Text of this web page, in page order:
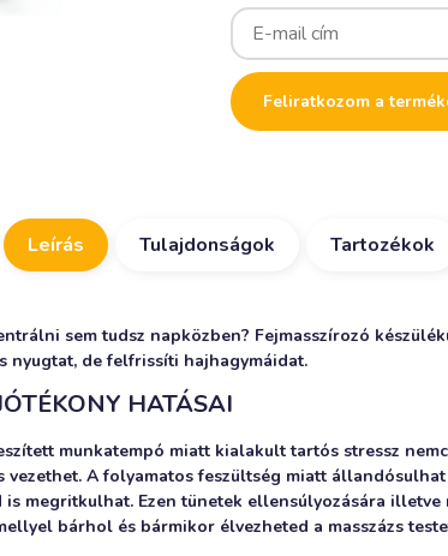
Enter
your
email
address
to
join
the
Feliratkozom a
Leírás Tulajdonságok Tartozékok
sem tudsz napközben? Fejmasszírozó
nyugtat, de felfrissíti hajhagymáidat.
HATÁSAI
munkatempó miatt kialakult tartós stressz
vezethet. A folyamatos feszültség miatt
megritkulhat. Ezen tünetek ellensúlyozására
bárhol és bármikor élvezheted a masszázs